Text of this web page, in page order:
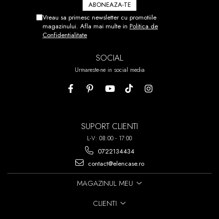
NU V-A IESIT DIN PRIMA PUTETI
DEZLIPI FOLIA SI SA O
REPOZITIONATI.
ACEST PROCES POATE FI
REPETAT DE PANA LA 7 ORI!
Vreau sa primesc newsletter cu promotiile
magazinului. Afla mai multe in Politica de
Confidentialitate
SOCIAL
Urmareste-ne in social media
SUPORT CLIENTI
L-V: 08:00 - 17:00
0722134434
contact@elencase.ro
MAGAZINUL MEU
CLIENTI